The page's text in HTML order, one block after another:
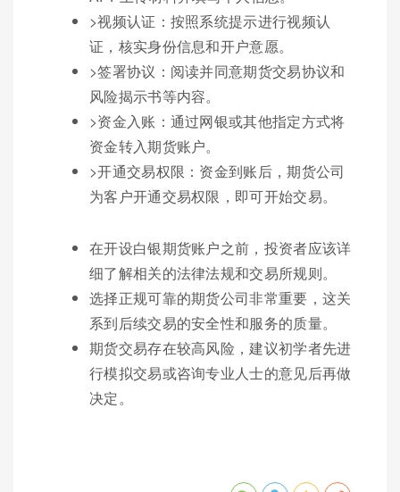
>视频认证：按照系统提示进行视频认
证，核实身份信息和开户意愿。
>签署协议：阅读并同意期货交易协议和
风险揭示书等内容。
>资金入账：通过网银或其他指定方式将
资金转入期货账户。
>开通交易权限：资金到账后，期货公司
为客户开通交易权限，即可开始交易。
在开设白银期货账户之前，投资者应该详
细了解相关的法律法规和交易所规则。
选择正规可靠的期货公司非常重要，这关
系到后续交易的安全性和服务的质量。
期货交易存在较高风险，建议初学者先进
行模拟交易或咨询专业人士的意见后再做
决定。